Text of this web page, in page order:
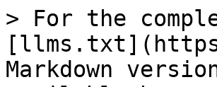
> For the
Markdown